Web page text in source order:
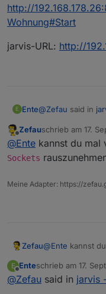
http://
Wohnung#Start
jarvis-URL: http://
E Ente@Zefau said in
@Entenutzt du
Socket oder mit
Screenshot
Siehe auch
Socket.io-Adapter
Ich verwende
Eingestellter
Offline
Zefauschrieb am 17.
zuletzt editiert
@Ente kannst du mal
Sockets
Meine Adapter: https://
Zefau@Ente kannst
E
Offline
Enteschrieb am 17.
zuletzt editiert von
@Zefau said in jarvis